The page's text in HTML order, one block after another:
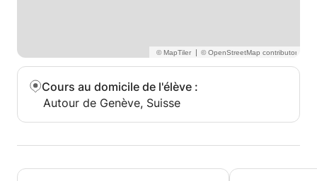
|
Cours au domicile de l'élève :
Autour de Genève, Suisse